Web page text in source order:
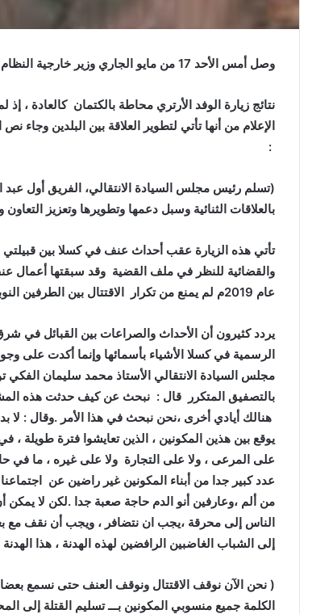
وصل أمس الأحد 17 من مايو الجاري وزير خارجية النظام الأرتري عثمان صالح ومستشار رأس النظام للشؤن السياسية يماني قبر آب
نتائج زيارة الوفد الأرتري محاطة بالكتمان كالعادة ،
الإعلام من أنها تأتي لتطوير العلاقة بين البلدين
:
(تسلم رئيس مجلس السيادة الانتقالي، الفريق أول
بالعلاقات الثنائية وسبل دعمها وتطويرها وتعزيز
تأتي هذه الزيارة عقب أحداث عنف في كسلا بين قبيلتي
والقضائية للنظر في ملف القضية وقد سبقتها أعمال
عام 2019م لم يمنع من تكرار الاقتتال بين الطرفين النوبي والبني عامر في كسلا.
يردد كثيرون أن الأحداث والصراعات بين القبائل في
الرسمية في كسلا الأشياء بأسمائها وإنما أكدت على
مجلس السيادة الانتقالي الأستاذ محمد سليمان
بالتصفيق المتكرر قال : نبحث عن كيف حدثت هذه
هنالك أيادي أخرى ،نحن نبحث في هذا الأمر .وقال : لا
يوقع بين هذين المكونين ، الذين تعايشوا فترة طويلة
على المرعى ، ولا على التجارة ولا على غيره ، ما في
عدد كبير جدا من أبناء المكونين غير راضين عن
من ألم ،وعارفين أنو الدم حاجة صعبة جدا .لكن لا يمكن
الناس إلى محرقة ،يجب ان نتضافر ، ويجب أن نقف مع
إلى الشباب الغاضبين الرافضين لهذه الهدنة ، هذا
( نحن الآن نوقف الاقتتال ونوقف العنف حتى نسمع
الكلمة جميع منسوبي المكونين بـــ تسليم القتلة إلى